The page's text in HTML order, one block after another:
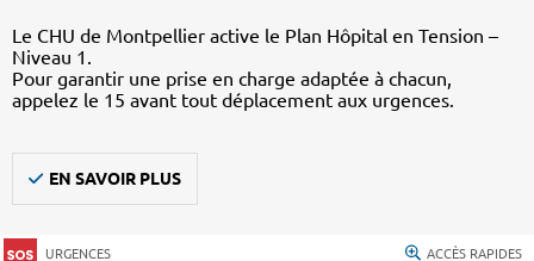
Le CHU de Montpellier active le Plan Hôpital en Tension –
Niveau 1.
Pour garantir une prise en charge adaptée à chacun,
appelez le 15 avant tout déplacement aux urgences.
EN SAVOIR PLUS
URGENCES ACCÈS RAPIDES